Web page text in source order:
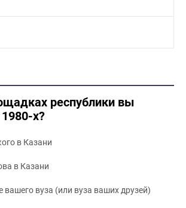
культура
культура
республики вы
х?
в Казани
в Казани
вуза (или вуза ваших друзей)